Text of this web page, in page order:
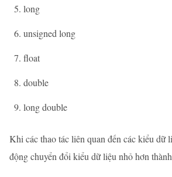
long
unsigned long
float
double
long double
Khi các thao tác liên quan đến các kiểu dữ
động chuyển đổi kiểu dữ liệu nhỏ hơn